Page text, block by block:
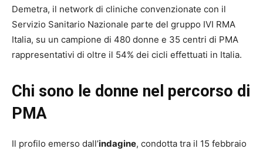
Demetra, il network di cliniche convenzionate con il
Servizio Sanitario Nazionale parte del gruppo IVI RMA
Italia, su un campione di 480 donne e 35 centri di PMA
rappresentativi di oltre il 54% dei cicli effettuati in Italia.
Chi sono le donne nel percorso di
PMA
Il profilo emerso dall’indagine, condotta tra il 15 febbraio